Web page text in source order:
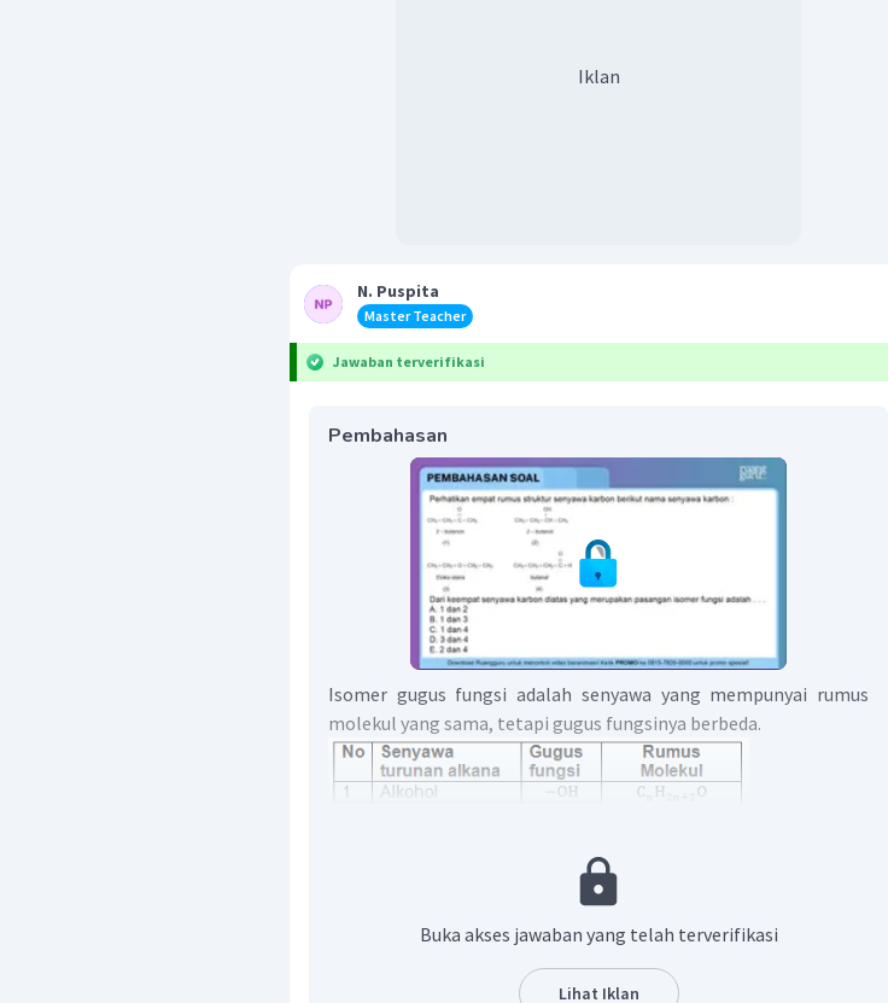
Iklan
N. Puspita
Master Teacher
Jawaban terverifikasi
Pembahasan
Isomer gugus fungsi adalah senyawa yang mempunyai rumus
molekul yang sama, tetapi gugus fungsinya berbeda.
Dari penjelasan diatas, dapat disimpulkan senyawa karbon yang
Buka akses jawaban yang telah terverifikasi
Lihat Iklan